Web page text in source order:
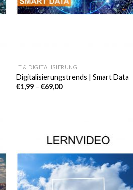
IT & DIGITALISIERUNG
Digitalisierungstrends | Smart Data
€1,99 –€69,00
Auf die
Wunschliste